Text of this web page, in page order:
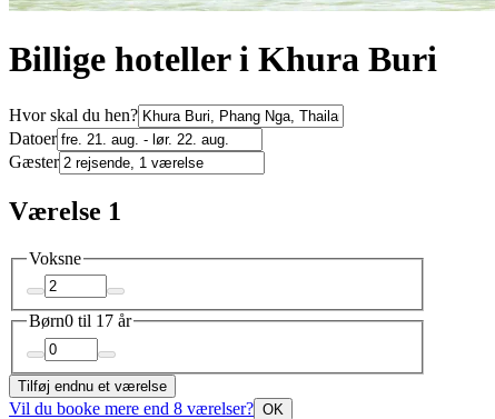
Billige hoteller i Khura Buri
Hvor skal du hen?
Datoer
Gæster
Værelse 1
Voksne
Børn0 til 17 år
Tilføj endnu et værelse
Vil du booke mere end 8 værelser? OK